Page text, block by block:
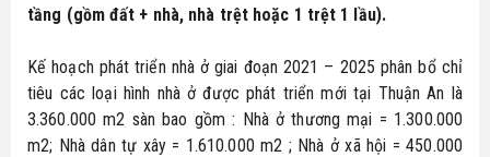
tầng (gồm đất + nhà, nhà trệt hoặc 1 trệt 1 lầu).
Kế hoạch phát triển nhà ở giai đoạn 2021 – 2025 phân bổ chỉ
tiêu các loại hình nhà ở được phát triển mới tại Thuận An là
3.360.000 m2 sàn bao gồm : Nhà ở thương mại = 1.300.000
m2; Nhà dân tự xây = 1.610.000 m2 ; Nhà ở xã hội = 450.000